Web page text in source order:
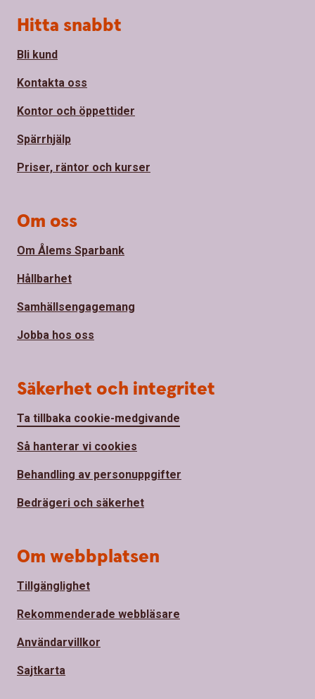
Sidfot
Hitta snabbt
Bli kund
Kontakta oss
Kontor och öppettider
Spärrhjälp
Priser, räntor och kurser
Om oss
Om Ålems Sparbank
Hållbarhet
Samhällsengagemang
Jobba hos oss
Säkerhet och integritet
Ta tillbaka cookie-medgivande
Så hanterar vi cookies
Behandling av personuppgifter
Bedrägeri och säkerhet
Om webbplatsen
Tillgänglighet
Rekommenderade webbläsare
Användarvillkor
Sajtkarta